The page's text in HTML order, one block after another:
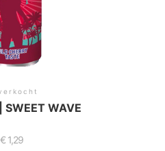
SWEET WAVE
€ 1,29